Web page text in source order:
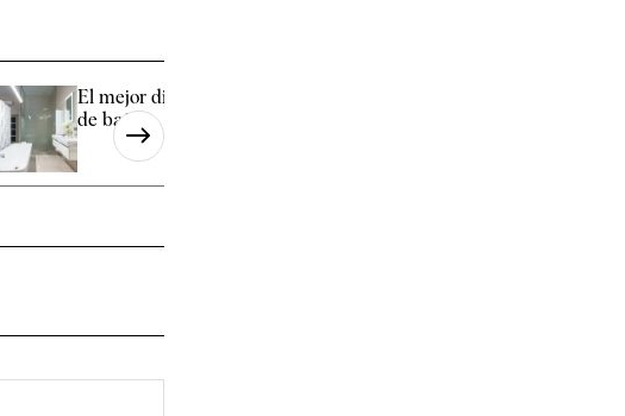
El mejor diseño para tu cuarto
de baño